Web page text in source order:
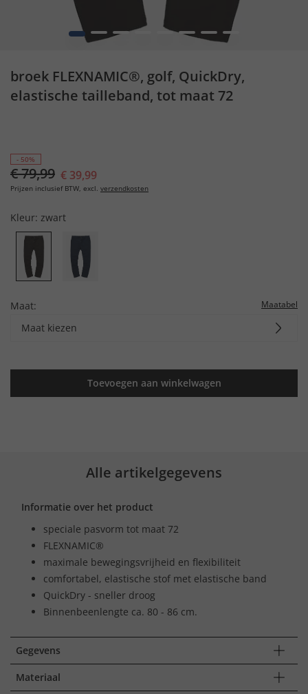
1 2 3 6 7 8
broek FLEXNAMIC®, golf, QuickDry,
elastische tailleband, tot maat 72
- 50%
€ 79,99 € 39,99
Prijzen inclusief BTW, excl. verzendkosten
Kleur: zwart
Maat: Maatabel
Maat kiezen
Toevoegen aan winkelwagen
Alle artikelgegevens
Informatie over het product
speciale pasvorm tot maat 72
FLEXNAMIC®
maximale bewegingsvrijheid en flexibiliteit
comfortabel, elastische stof met elastische band
QuickDry - sneller droog
Binnenbeenlengte ca. 80 - 86 cm.
Gegevens
Materiaal